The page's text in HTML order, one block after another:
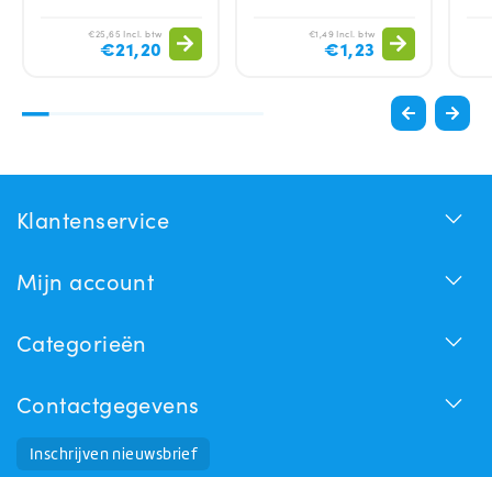
€25,65 Incl. btw
€21,20
€1,49 Incl. btw
€1,23
Klantenservice
Mijn account
Categorieën
Contactgegevens
Inschrijven nieuwsbrief